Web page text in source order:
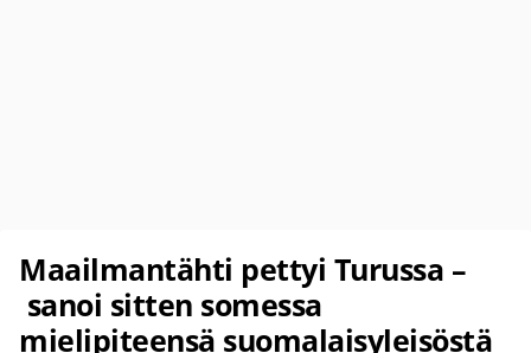
Maailmantähti pettyi Turussa –
sanoi sitten somessa
mielipiteensä suomalaisyleisöstä